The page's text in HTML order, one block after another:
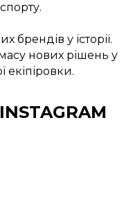
брендів у історії.
нових рішень у
екіпіровки.